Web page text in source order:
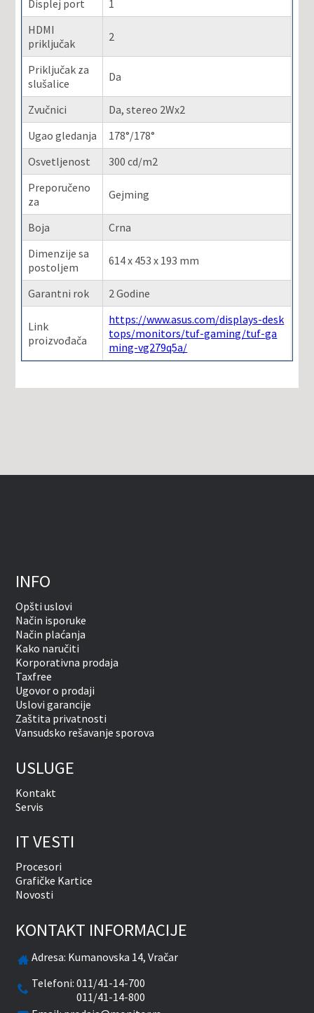
Displej port
1
HDMI
priključak
2
Priključak za
slušalice
Da
Zvučnici
Da, stereo 2Wx2
Ugao gledanja
178°/178°
Osvetljenost
300 cd/m2
Preporučeno
za
Gejming
Boja
Crna
Dimenzije sa
postoljem
614 x 453 x 193 mm
Garantni rok 2 Godine
Link
proizvođača
https://www.asus.com/displays-desk
tops/monitors/tuf-gaming/tuf-ga
ming-vg279q5a/
INFO
Opšti uslovi
Način isporuke
Način plaćanja
Kako naručiti
Korporativna prodaja
Taxfree
Ugovor o prodaji
Uslovi garancije
Zaštita privatnosti
Vansudsko rešavanje sporova
USLUGE
Kontakt
Servis
IT VESTI
Procesori
Grafičke Kartice
Novosti
KONTAKT INFORMACIJE
Adresa: Kumanovska 14, Vračar
Telefoni:011/41-14-700
011/41-14-800